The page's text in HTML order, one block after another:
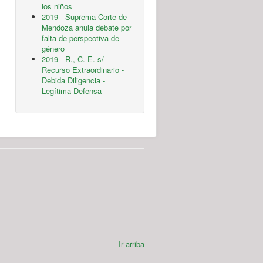
los niños
2019 - Suprema Corte de
Mendoza anula debate por
falta de perspectiva de
género
2019 - R., C. E. s/
Recurso Extraordinario -
Debida Diligencia -
Legítima Defensa
Ir arriba